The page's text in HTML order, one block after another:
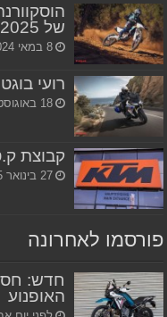
של 2025
8 במאי 2024
רועי
18 באוגוסט 2025
קבוצת
27 בינואר 2025
פורסמו לאחרונה
חדש:
האופנוע